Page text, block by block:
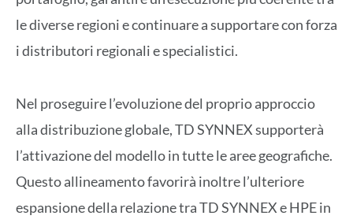
le diverse regioni e continuare a supportare con forza
i distributori regionali e specialistici.
Nel proseguire l’evoluzione del proprio approccio
alla distribuzione globale, TD SYNNEX supporterà
l’attivazione del modello in tutte le aree geografiche.
Questo allineamento favorirà inoltre l’ulteriore
espansione della relazione tra TD SYNNEX e HPE in